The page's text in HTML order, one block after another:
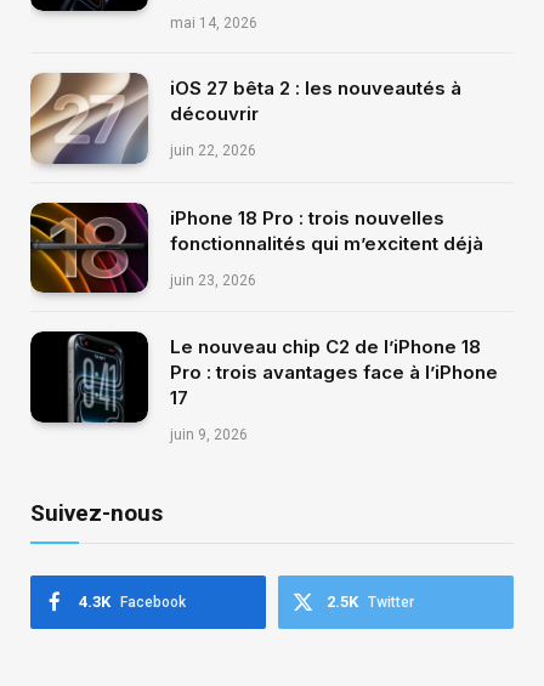
mai 14, 2026
iOS 27 bêta 2 : les nouveautés à
découvrir
juin 22, 2026
iPhone 18 Pro : trois nouvelles
fonctionnalités qui m’excitent déjà
juin 23, 2026
Le nouveau chip C2 de l’iPhone 18
Pro : trois avantages face à l’iPhone
17
juin 9, 2026
Suivez-nous
Facebook
4.3K Twitter
2.5K